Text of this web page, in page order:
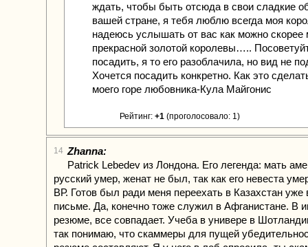
ждать, чтобы быть отсюда в свои сладкие
вашей стране, я тебя люблю всегда моя
надеюсь услышать от вас как можно скорее
прекрасной золотой королевы…..
посадить, я то его разоблачила, но вид не
Хочется посадить конкретно. Как это
моего горе любовника-Кула Майгонис
Рейтинг: +1 (проголосовало: 1)
14 Zhanna:
Patrick Lebedev из Лондона. Его легенда: мать
русский умер, женат не был, так как его невеста
ВР. Готов был ради меня переехать в Казахстан уже
письме. Да, конечно тоже служил в Афганистане. В
резюме, все совпадает. Учеба в универе в
так понимаю, что скаммеры для пущей